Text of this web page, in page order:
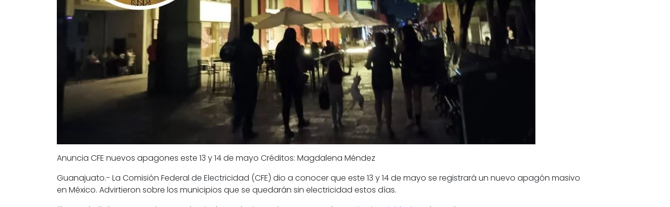
Anuncia CFE nuevos apagones este 13 y 14 de mayo Créditos: Magdalena Méndez
Guanajuato.- La Comisión Federal de Electricidad (CFE) dio a conocer que este 13 y 14 de mayo se registrará un nuevo apagón masivo
en México. Advirtieron sobre los municipios que se quedarán sin electricidad estos días.